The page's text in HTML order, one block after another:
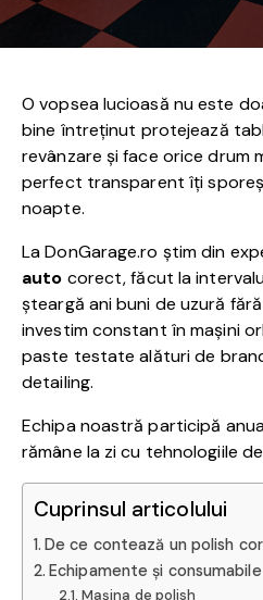
O vopsea lucioasă nu este
bine întreținut protejează
revânzare și face orice drum
perfect transparent îți
noapte.
La DonGarage.ro știm din
auto corect, făcut la
șteargă ani buni de uzură
investim constant în mașini
paste testate alături de
detailing.
Echipa noastră participă
rămâne la zi cu tehnologiile
Cuprinsul articolului
De ce contează un polish
Echipamente și
Mașina de polish